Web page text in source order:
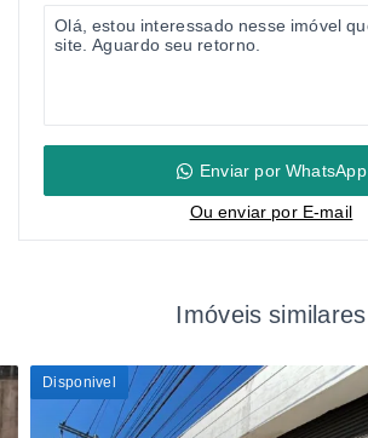
Enviar por WhatsApp
Ou enviar por E-mail
Imóveis similares
Disponivel